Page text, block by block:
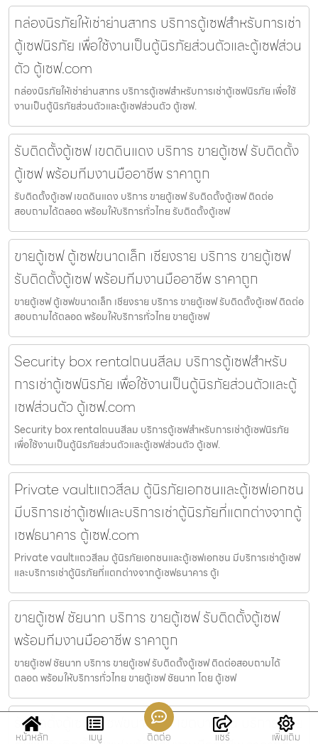
กล่องนิรภัยให้เช่าย่านสาทร บริการตู้เซฟสำหรับการเช่า
ตู้เซฟนิรภัย เพื่อใช้งานเป็นตู้นิรภัยส่วนตัวและตู้เซฟส่วน
ตัว ตู้เซฟ.com
กล่องนิรภัยให้เช่าย่านสาทร บริการตู้เซฟสำหรับการเช่าตู้เซฟนิรภัย เพื่อใช้
งานเป็นตู้นิรภัยส่วนตัวและตู้เซฟส่วนตัว ตู้เซฟ.
รับติดตั้งตู้เซฟ เขตดินแดง บริการ ขายตู้เซฟ รับติดตั้ง
ตู้เซฟ พร้อมทีมงานมืออาชีพ ราคาถูก
รับติดตั้งตู้เซฟ เขตดินแดง บริการ ขายตู้เซฟ รับติดตั้งตู้เซฟ ติดต่อ
สอบถามได้ตลอด พร้อมให้บริการทั่วไทย รับติดตั้งตู้เซฟ
ขายตู้เซฟ ตู้เซฟขนาดเล็ก เชียงราย บริการ ขายตู้เซฟ
รับติดตั้งตู้เซฟ พร้อมทีมงานมืออาชีพ ราคาถูก
ขายตู้เซฟ ตู้เซฟขนาดเล็ก เชียงราย บริการ ขายตู้เซฟ รับติดตั้งตู้เซฟ ติดต่อ
สอบถามได้ตลอด พร้อมให้บริการทั่วไทย ขายตู้เซฟ
Security box rentalถนนสีลม บริการตู้เซฟสำหรับ
การเช่าตู้เซฟนิรภัย เพื่อใช้งานเป็นตู้นิรภัยส่วนตัวและตู้
เซฟส่วนตัว ตู้เซฟ.com
Security box rentalถนนสีลม บริการตู้เซฟสำหรับการเช่าตู้เซฟนิรภัย
เพื่อใช้งานเป็นตู้นิรภัยส่วนตัวและตู้เซฟส่วนตัว ตู้เซฟ.
Private vaultแถวสีลม ตู้นิรภัยเอกชนและตู้เซฟเอกชน
มีบริการเช่าตู้เซฟและบริการเช่าตู้นิรภัยที่แตกต่างจากตู้
เซฟธนาคาร ตู้เซฟ.com
Private vaultแถวสีลม ตู้นิรภัยเอกชนและตู้เซฟเอกชน มีบริการเช่าตู้เซฟ
และบริการเช่าตู้นิรภัยที่แตกต่างจากตู้เซฟธนาคาร ตู้เ
ขายตู้เซฟ ชัยนาท บริการ ขายตู้เซฟ รับติดตั้งตู้เซฟ
พร้อมทีมงานมืออาชีพ ราคาถูก
ขายตู้เซฟ ชัยนาท บริการ ขายตู้เซฟ รับติดตั้งตู้เซฟ ติดต่อสอบถามได้
ตลอด พร้อมให้บริการทั่วไทย ขายตู้เซฟ ชัยนาท โดย ตู้เซฟ
รับติดตั้งตู้เซฟ ตู้เซฟขนาดเล็ก เขตบางเขน บริการ ขาย
หน้าหลัก เมนู ติดต่อ แชร์ เพิ่มเติม